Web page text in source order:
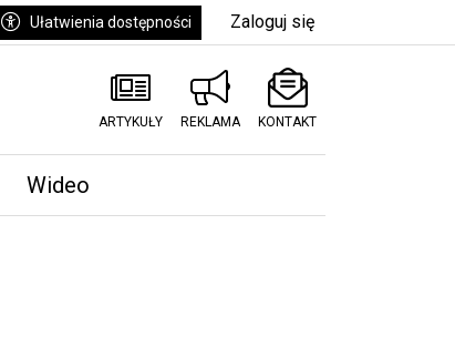
Ułatwienia dostępności Zaloguj się
ARTYKUŁY REKLAMA KONTAKT
Wideo